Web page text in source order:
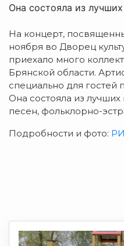
Она состояла из лучших
На концерт,
ноября во Дворец
приехало много
Брянской области.
специально для гостей
Она состояла из
песен, фольклорно-
Подробности и фото: